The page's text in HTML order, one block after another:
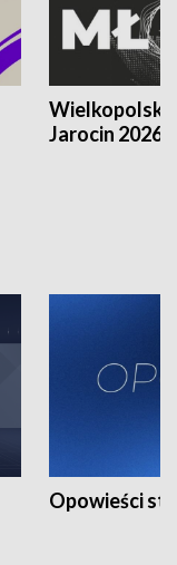
Jarocin 2026
Opowieści